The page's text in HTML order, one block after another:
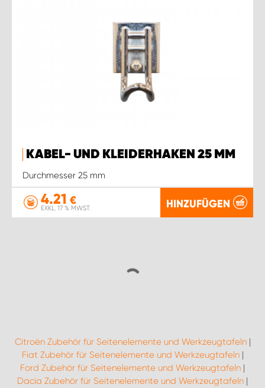
KABEL- UND KLEIDERHAKEN 25 MM
Durchmesser 25 mm
4.21 €
EXKL. 17 % MWST. HINZUFÜGEN
Citroën Zubehör für Seitenelemente und Werkzeugtafeln|
Fiat Zubehör für Seitenelemente und Werkzeugtafeln|
Ford Zubehör für Seitenelemente und Werkzeugtafeln |
Dacia Zubehör für Seitenelemente und Werkzeugtafeln |